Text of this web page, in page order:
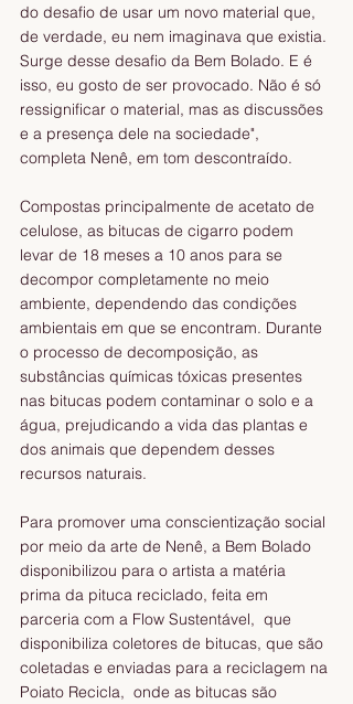
do desafio de usar um novo material que,
de verdade, eu nem imaginava que existia.
Surge desse desafio da Bem Bolado. E é
isso, eu gosto de ser provocado. Não é só
ressignificar o material, mas as discussões
e a presença dele na sociedade",
completa Nenê, em tom descontraído.
Compostas principalmente de acetato de
celulose, as bitucas de cigarro podem
levar de 18 meses a 10 anos para se
decompor completamente no meio
ambiente, dependendo das condições
ambientais em que se encontram. Durante
o processo de decomposição, as
substâncias químicas tóxicas presentes
nas bitucas podem contaminar o solo e a
água, prejudicando a vida das plantas e
dos animais que dependem desses
recursos naturais.
Para promover uma conscientização social
por meio da arte de Nenê, a Bem Bolado
disponibilizou para o artista a matéria
prima da pituca reciclado, feita em
parceria com a Flow Sustentável,  que
disponibiliza coletores de bitucas, que são
coletadas e enviadas para a reciclagem na
Poiato Recicla,  onde as bitucas são